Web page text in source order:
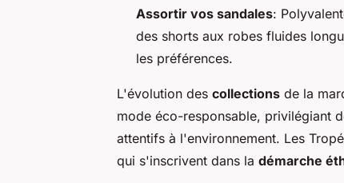
Assortir vos sandales:
des shorts aux robes fluides
les préférences.
L'évolution des collections de la
mode éco-responsable, privilégiant
attentifs à l'environnement. Les
qui s'inscrivent dans la démarche